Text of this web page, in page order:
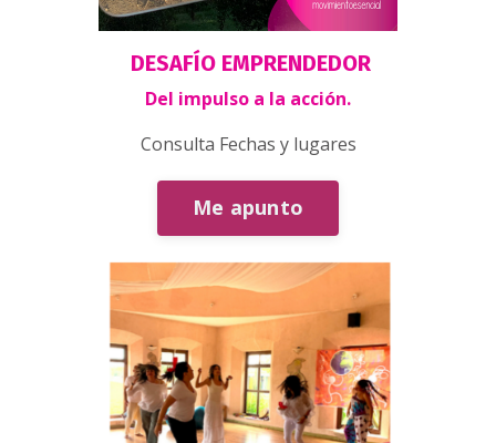
DESAFÍO EMPRENDEDOR
Del impulso a la acción.
Consulta Fechas y lugares
Me apunto